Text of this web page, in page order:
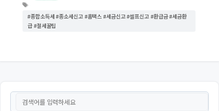
고
리
그
#종합소득세 #종소세신고 #홈택스 #세금신고 #셀프신고 #환급금 #세금환
급 #절세꿀팁